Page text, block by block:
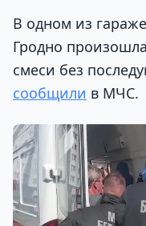
В одном из
Гродно
смеси без
сообщили в МЧС.